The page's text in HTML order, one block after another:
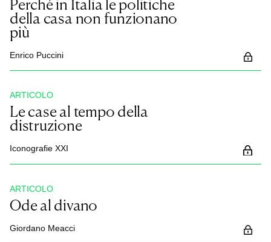
Perché in Italia le politiche
della casa non funzionano
più
Enrico Puccini
ARTICOLO
Le case al tempo della
distruzione
Iconografie XXI
ARTICOLO
Ode al divano
Giordano Meacci